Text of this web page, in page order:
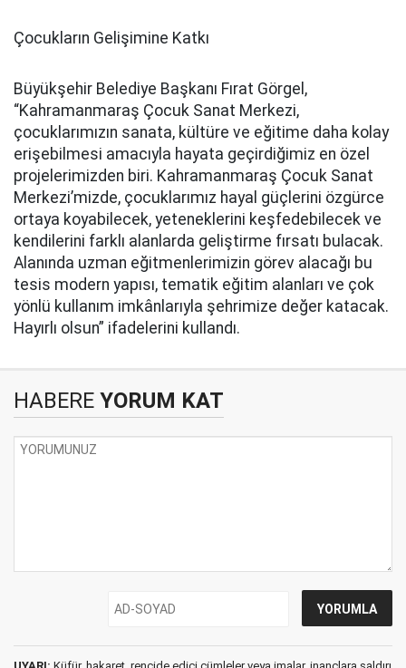
Çocukların Gelişimine Katkı
Büyükşehir Belediye Başkanı Fırat Görgel,
“Kahramanmaraş Çocuk Sanat Merkezi,
çocuklarımızın sanata, kültüre ve eğitime daha kolay
erişebilmesi amacıyla hayata geçirdiğimiz en özel
projelerimizden biri. Kahramanmaraş Çocuk Sanat
Merkezi’mizde, çocuklarımız hayal güçlerini özgürce
ortaya koyabilecek, yeteneklerini keşfedebilecek ve
kendilerini farklı alanlarda geliştirme fırsatı bulacak.
Alanında uzman eğitmenlerimizin görev alacağı bu
tesis modern yapısı, tematik eğitim alanları ve çok
yönlü kullanım imkânlarıyla şehrimize değer katacak.
Hayırlı olsun” ifadelerini kullandı.
HABERE YORUM KAT